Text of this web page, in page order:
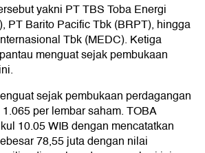
yakni PT TBS Toba Energi
PT Barito Pacific Tbk (BRPT), hingga
Tbk (MEDC). Ketiga
menguat sejak pembukaan
sejak pembukaan perdagangan
per lembar saham. TOBA
10.05 WIB dengan mencatatkan
78,55 juta dengan nilai